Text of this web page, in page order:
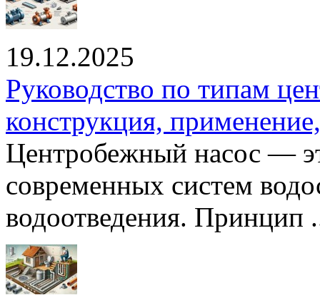
19.12.2025
Руководство по типам
конструкция,
Центробежный насос —
современных систем
водоотведения. Принцип